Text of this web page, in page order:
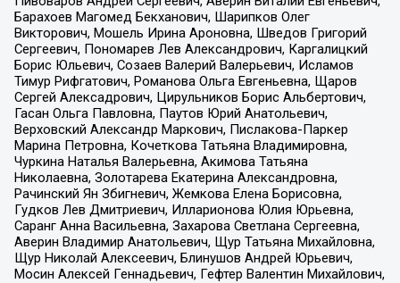
Барахоев Магомед Бекханович, Шарипков Олег
Викторович, Мошель Ирина Ароновна, Шведов Григорий
Сергеевич, Пономарев Лев Александрович, Каргалицкий
Борис Юльевич, Созаев Валерий Валерьевич, Исламов
Тимур Рифгатович, Романова Ольга Евгеньевна, Щаров
Сергей Алексадрович, Цирульников Борис Альбертович,
Гасан Ольга Павловна, Паутов Юрий Анатольевич,
Верховский Александр Маркович, Пислакова-Паркер
Марина Петровна, Кочеткова Татьяна Владимировна,
Чуркина Наталья Валерьевна, Акимова Татьяна
Николаевна, Золотарева Екатерина Александровна,
Рачинский Ян Збигневич, Жемкова Елена Борисовна,
Гудков Лев Дмитриевич, Илларионова Юлия Юрьевна,
Саранг Анна Васильевна, Захарова Светлана Сергеевна,
Аверин Владимир Анатольевич, Щур Татьяна Михайловна,
Щур Николай Алексеевич, Блинушов Андрей Юрьевич,
Мосин Алексей Геннадьевич, Гефтер Валентин Михайлович,